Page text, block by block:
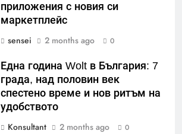
приложения с новия си
маркетплейс
sensei
2 months ago 0
Една година Wolt в България: 7
града, над половин век
спестено време и нов ритъм на
удобството
Konsultant
2 months ago 0